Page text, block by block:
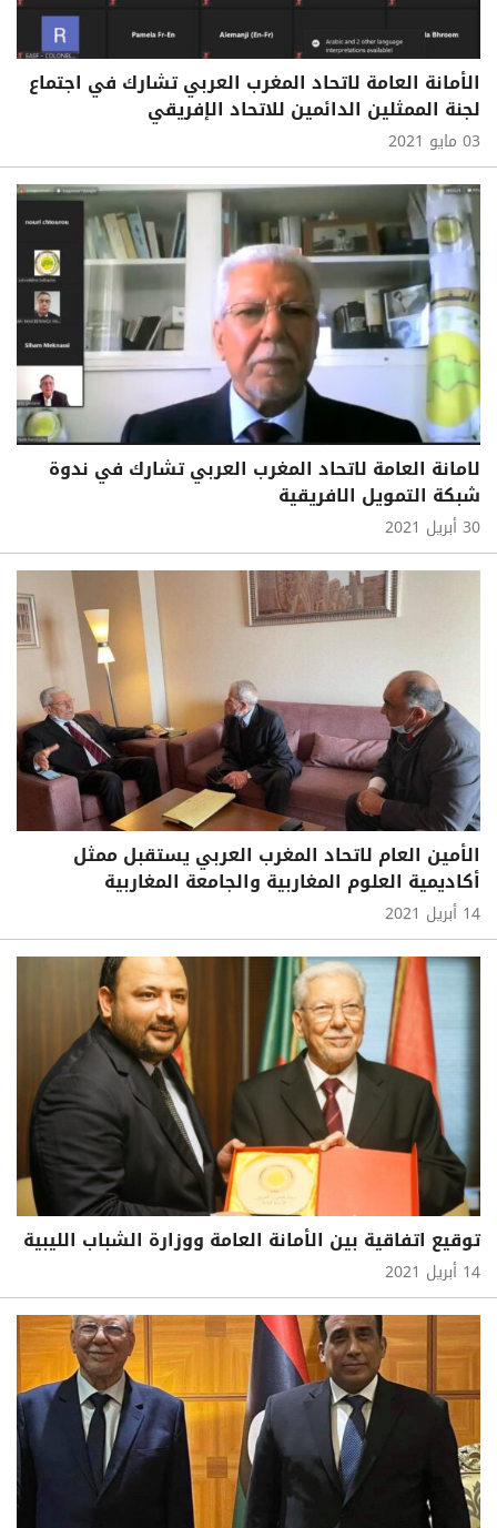
الأمانة العامة لاتحاد المغرب العربي تشارك في اجتماع
لجنة الممثلين الدائمين للاتحاد الإفريقي
03 مايو 2021
لامانة العامة لاتحاد المغرب العربي تشارك في ندوة
شبكة التمويل الافريقية
30 أبريل 2021
الأمين العام لاتحاد المغرب العربي يستقبل ممثل
أكاديمية العلوم المغاربية والجامعة المغاربية
14 أبريل 2021
توقيع اتفاقية بين الأمانة العامة ووزارة الشباب الليبية
14 أبريل 2021